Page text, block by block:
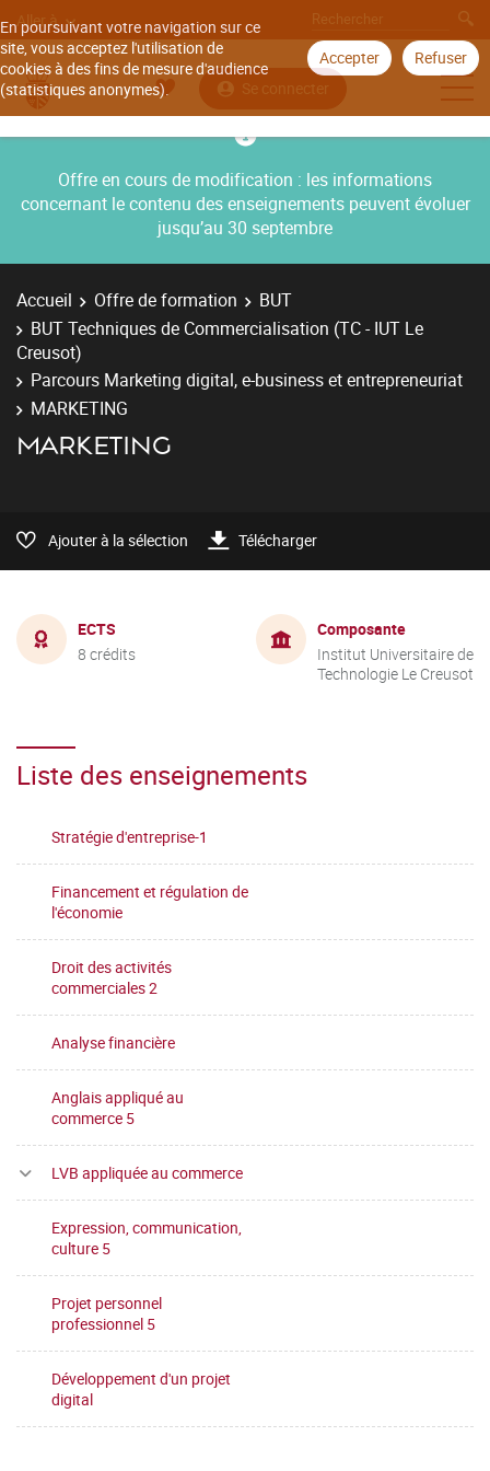
En poursuivant votre navigation sur ce
site, vous acceptez l'utilisation de
cookies à des fins de mesure d'audience
(statistiques anonymes).
Accepter Refuser
Aller à
Se connecter
Offre en cours de modification : les informations
concernant le contenu des enseignements peuvent évoluer
jusqu’au 30 septembre
Accueil Offre de formation
BUT
BUT Techniques de Commercialisation (TC - IUT Le
Creusot)
Parcours Marketing digital, e-business et entrepreneuriat
MARKETING
MARKETING
Ajouter à la sélection Télécharger
ECTS
8 crédits
Composante
Institut Universitaire de
Technologie Le Creusot
Liste des enseignements
Stratégie d'entreprise-1
Financement et régulation de
l'économie
Droit des activités
commerciales 2
Analyse financière
Anglais appliqué au
commerce 5
LVB appliquée au commerce
Expression, communication,
culture 5
Projet personnel
professionnel 5
Développement d'un projet
digital